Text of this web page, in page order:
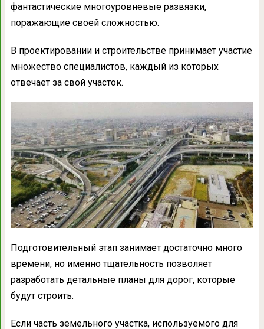
фантастические многоуровневые развязки,
поражающие своей сложностью.
В проектировании и строительстве принимает участие
множество специалистов, каждый из которых
отвечает за свой участок.
Подготовительный этап занимает достаточно много
времени, но именно тщательность позволяет
разработать детальные планы для дорог, которые
будут строить.
Если часть земельного участка, используемого для